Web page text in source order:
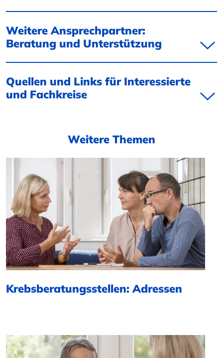
Weitere Ansprechpartner:
Beratung und Unterstützung
Quellen und Links für Interessierte
und Fachkreise
Weitere Themen
Krebsberatungsstellen: Adressen